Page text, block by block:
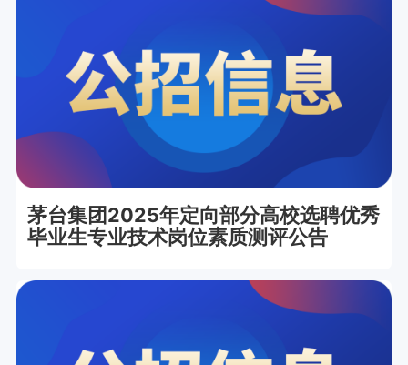
茅台集团2025年定向部分高校选聘优秀
毕业生专业技术岗位素质测评公告